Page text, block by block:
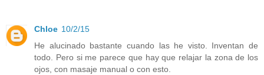
Chloe 10/2/15
He alucinado bastante cuando las he visto. Inventan de
todo. Pero si me parece que hay que relajar la zona de los
ojos, con masaje manual o con esto.